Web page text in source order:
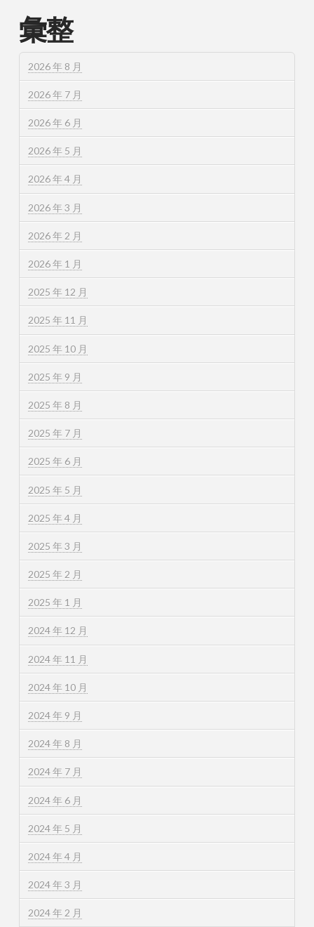
彙整
2026 年 8 月
2026 年 7 月
2026 年 6 月
2026 年 5 月
2026 年 4 月
2026 年 3 月
2026 年 2 月
2026 年 1 月
2025 年 12 月
2025 年 11 月
2025 年 10 月
2025 年 9 月
2025 年 8 月
2025 年 7 月
2025 年 6 月
2025 年 5 月
2025 年 4 月
2025 年 3 月
2025 年 2 月
2025 年 1 月
2024 年 12 月
2024 年 11 月
2024 年 10 月
2024 年 9 月
2024 年 8 月
2024 年 7 月
2024 年 6 月
2024 年 5 月
2024 年 4 月
2024 年 3 月
2024 年 2 月